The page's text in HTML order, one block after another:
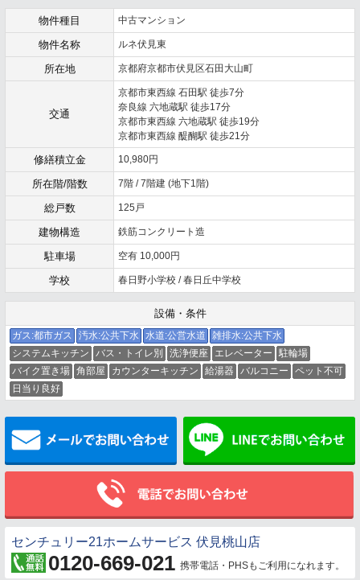
物件種目 中古マンション
物件名称 ルネ伏見東
所在地 京都府京都市伏見区石田大山町
交通
京都市東西線 石田駅 徒歩7分
奈良線 六地蔵駅 徒歩17分
京都市東西線 六地蔵駅 徒歩19分
京都市東西線 醍醐駅 徒歩21分
修繕積立金 10,980円
所在階/階数 7階 / 7階建 (地下1階)
総戸数 125戸
建物構造 鉄筋コンクリート造
駐車場 空有 10,000円
学校 春日野小学校 / 春日丘中学校
設備・条件
ガス:都市ガス 汚水:公共下水 水道:公営水道
雑排水:公共下水
システムキッチン
バス・トイレ別 洗浄便座 エレベーター
駐輪場
バイク置き場 角部屋 カウンターキッチン 給湯器 バルコニー
ペット不可
日当り良好
メールでお問い合わせ
センチュリー21ホームサービス 伏見桃山店
0120-669-021 携帯電話・PHSもご利用になれます。